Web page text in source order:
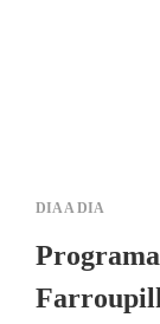
DIA A DIA